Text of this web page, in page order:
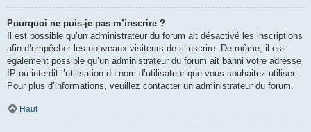
Pourquoi ne puis-je pas m’inscrire ?
Il est possible qu’un administrateur du forum ait désactivé les inscriptions
afin d’empêcher les nouveaux visiteurs de s’inscrire. De même, il est
également possible qu’un administrateur du forum ait banni votre adresse
IP ou interdit l’utilisation du nom d’utilisateur que vous souhaitez utiliser.
Pour plus d’informations, veuillez contacter un administrateur du forum.
Haut